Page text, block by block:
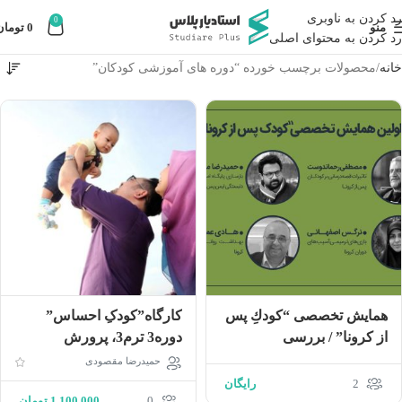
رد کردن به ناوبری
رد کردن به محتوای اصلی
منو
0
0
خانه محصولات برچسب خورده “دوره های آموزشی کودکان”
همایش تخصصی “كودكِ پس
از كرونا” / بررسی
راهکارهای تامین
2 رایگان
کارگاه”کودکِ احساس”
دوره‌3 ترم‌3، پرورش
مسلمان سالم در دنیای
معاصر
حمیدرضا مقصودی